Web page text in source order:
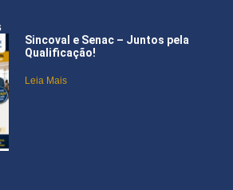
Sincoval e Senac – Juntos pela
Qualificação!
Leia Mais